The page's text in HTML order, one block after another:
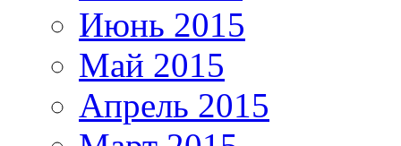
Июнь 2015
Май 2015
Апрель 2015